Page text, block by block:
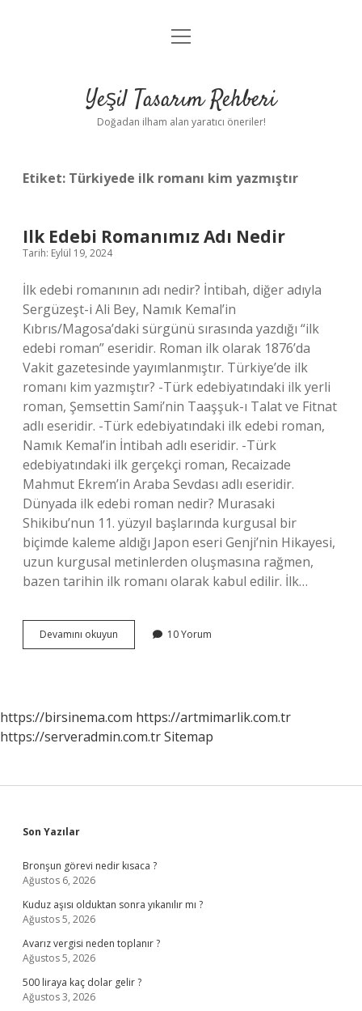
Anasayfa
Yasal Uyarı
menüyü
Yeşil Tasarım Rehberi
Doğadan ilham alan yaratıcı öneriler!
Etiket: Türkiyede ilk romanı kim yazmıştır
Ilk Edebi Romanımız Adı Nedir
Tarih: Eylül 19, 2024
İlk edebi romanının adı nedir? İntibah, diğer adıyla
Sergüzeşt-i Ali Bey, Namık Kemal’in
Kıbrıs/Magosa’daki sürgünü sırasında yazdığı “ilk
edebi roman” eseridir. Roman ilk olarak 1876’da
Vakit gazetesinde yayımlanmıştır. Türkiye’de ilk
romanı kim yazmıştır? -Türk edebiyatındaki ilk yerli
roman, Şemsettin Sami’nin Taaşşuk-ı Talat ve Fitnat
adlı eseridir. -Türk edebiyatındaki ilk edebi roman,
Namık Kemal’in İntibah adlı eseridir. -Türk
edebiyatındaki ilk gerçekçi roman, Recaizade
Mahmut Ekrem’in Araba Sevdası adlı eseridir.
Dünyada ilk edebi roman nedir? Murasaki
Shikibu’nun 11. yüzyıl başlarında kurgusal bir
biçimde kaleme aldığı Japon eseri Genji’nin Hikayesi,
uzun kurgusal metinlerden oluşmasına rağmen,
bazen tarihin ilk romanı olarak kabul edilir. İlk…
Devamını okuyun
Edebi
10 Yorum
https://birsinema.com https://artmimarlik.com.tr
https://serveradmin.com.trSitemap
Sidebar
Son Yazılar
Bronşun görevi nedir kısaca ?
Ağustos 6, 2026
Kuduz aşısı olduktan sonra yıkanılır mı ?
Ağustos 5, 2026
Avarız vergisi neden toplanır ?
Ağustos 5, 2026
500 liraya kaç dolar gelir ?
Ağustos 3, 2026